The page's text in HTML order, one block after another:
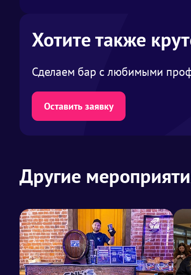
Хотите также
Сделаем бар с любимыми
Оставить заявку
Другие